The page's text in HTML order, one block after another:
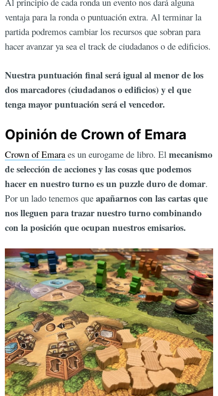
ventaja para la ronda o puntuación extra. Al terminar la
partida podremos cambiar los recursos que sobran para
hacer avanzar ya sea el track de ciudadanos o de edificios.
Nuestra puntuación final será igual al menor de los
dos marcadores (ciudadanos o edificios) y el que
tenga mayor puntuación será el vencedor.
Opinión de Crown of Emara
Crown of Emaraes un eurogame de libro. El mecanismo
de selección de acciones y las cosas que podemos
hacer en nuestro turno es un puzzle duro de domar.
Por un lado tenemos que apañarnos con las cartas que
nos lleguen para trazar nuestro turno combinando
con la posición que ocupan nuestros emisarios.